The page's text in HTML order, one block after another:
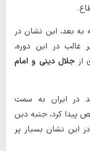
به بعد، این نشان در
غالب در این دوره،
از جلال دینی و امام
در ایران به سمت
کرد، جنبه دین
این نشان بسیار پر